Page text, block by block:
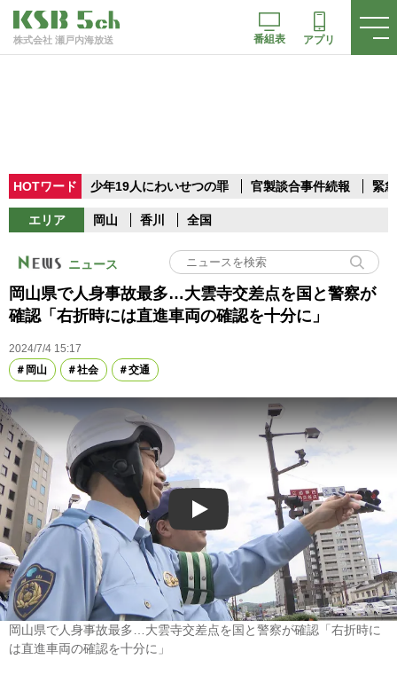
株式会社 瀬戸内海放送 番組表 アプリ
HOTワード 少年19人にわいせつの罪 官製談合事件続報 緊
エリア 岡山 香川 全国
ニュース
岡山県で人身事故最多…大雲寺交差点を国と警察が
確認「右折時には直進車両の確認を十分に」
2024/7/4 15:17
岡山
社会 交通
Play
岡山県で人身事故最多…大雲寺交差点を国と警察が確認「右折時に
は直進車両の確認を十分に」